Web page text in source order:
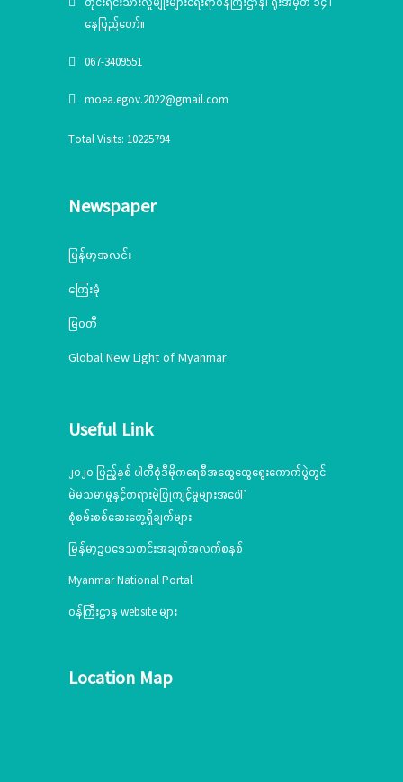
နေပြည်တော်။
067-3409551
moea.egov.2022@gmail.com
Total Visits: 10225794
Newspaper
မြန်မာ့အလင်း
ကြေးမုံ
မြဝတီ
Global New Light of Myanmar
Useful Link
၂၀၂၀ ပြည့်နှစ် ပါတီစုံဒီမိုကရေစီအထွေထွေရွေးကောက်ပွဲတွင်
မဲမသမာမှုနှင့်တရားမဲ့ပြုကျင့်မှုများအပေါ်
စုံစမ်းစစ်ဆေးတွေ့ရှိချက်များ
မြန်မာ့ဥပဒေသတင်းအချက်အလက်စနစ်
Myanmar National Portal
ဝန်ကြီးဌာန website များ
Location Map